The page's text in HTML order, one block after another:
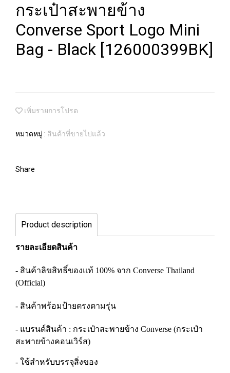
กระเป๋าสะพายข้าง
Converse Sport Logo Mini
Bag - Black [126000399BK]
เพิ่มรายการโปรด
หมวดหมู่ : สินค้าที่ขายไปแล้ว
Share
Product description
รายละเอียดสินค้า
- สินค้าลิขสิทธิ์ของแท้ 100% จาก Converse Thailand
(Official)
- สินค้าพร้อมป้ายตรงตามรุ่น
- แบรนด์สินค้า : กระเป๋าสะพายข้าง Converse (กระเป๋า
สะพายข้างคอนเวิร์ส)
- ใช้สำหรับบรรจุสิ่งของ